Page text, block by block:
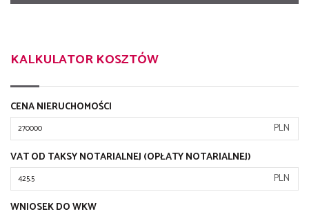
KALKULATOR KOSZTÓW
CENA NIERUCHOMOŚCI
PLN
VAT OD TAKSY NOTARIALNEJ (OPŁATY NOTARIALNEJ)
PLN
WNIOSEK DO WKW